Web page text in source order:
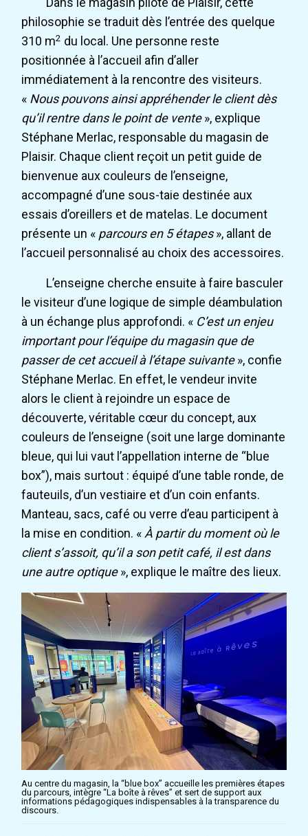
philosophie se traduit dès l’entrée des quelque
310 m2 du local. Une personne reste
positionnée à l’accueil afin d’aller
immédiatement à la rencontre des visiteurs.
« Nous pouvons ainsi appréhender le client dès
qu’il rentre dans le point de vente», explique
Stéphane Merlac, responsable du magasin de
Plaisir. Chaque client reçoit un petit guide de
bienvenue aux couleurs de l’enseigne,
accompagné d’une sous-taie destinée aux
essais d’oreillers et de matelas. Le document
présente un « parcours en 5 étapes», allant de
l’accueil personnalisé au choix des accessoires.
L’enseigne cherche ensuite à faire basculer
le visiteur d’une logique de simple déambulation
à un échange plus approfondi. « C’est un enjeu
important pour l’équipe du magasin que de
passer de cet accueil à l’étape suivante», confie
Stéphane Merlac. En effet, le vendeur invite
alors le client à rejoindre un espace de
découverte, véritable cœur du concept, aux
couleurs de l’enseigne (soit une large dominante
bleue, qui lui vaut l’appellation interne de “blue
box”), mais surtout : équipé d’une table ronde, de
fauteuils, d’un vestiaire et d’un coin enfants.
Manteau, sacs, café ou verre d’eau participent à
la mise en condition. «À partir du moment où le
client s’assoit, qu’il a son petit café, il est dans
une autre optique», explique le maître des lieux.
Au centre du magasin, la “blue box” accueille les premières étapes
du parcours, intègre “La boîte à rêves” et sert de support aux
informations pédagogiques indispensables à la transparence du
discours.